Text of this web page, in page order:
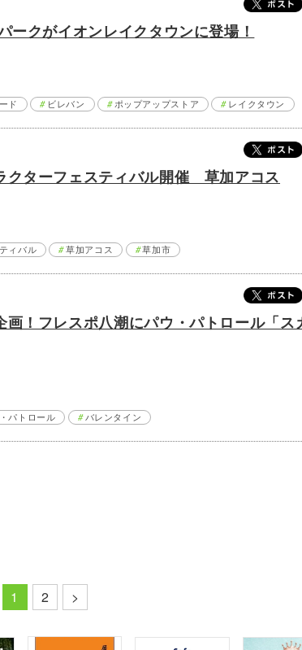
ークがイオンレイクタウンに登場！
ド ビレバン ポップアップストア レイクタウン
クターフェスティバル開催 草加アコス
ィバル 草加アコス 草加市
！フレスポ八潮にパウ・パトロール「ス
パトロール バレンタイン
1 2 >